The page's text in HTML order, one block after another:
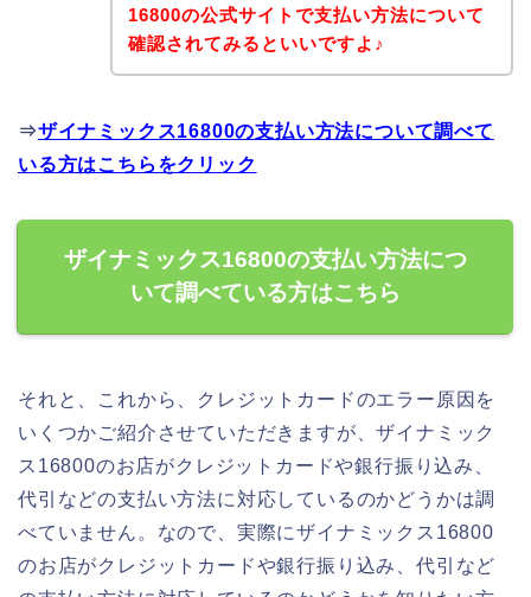
16800の公式サイトで支払い方法について
確認されてみるといいですよ♪
⇒ザイナミックス16800の支払い方法について調べて
いる方はこちらをクリック
ザイナミックス16800の支払い方法につ
いて調べている方はこちら
それと、これから、クレジットカードのエラー原因を
いくつかご紹介させていただきますが、ザイナミック
ス16800のお店がクレジットカードや銀行振り込み、
代引などの支払い方法に対応しているのかどうかは調
べていません。なので、実際にザイナミックス16800
のお店がクレジットカードや銀行振り込み、代引など